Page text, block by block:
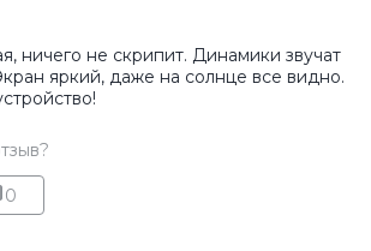
ничего не скрипит. Динамики звучат
яркий, даже на солнце все видно.
0